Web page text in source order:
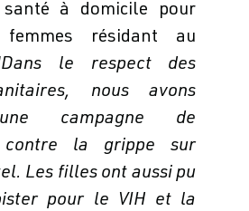
à domicile pour
résidant au
Dans le respect des
nous avons
campagne de
contre la grippe sur
Les filles ont aussi pu
pour le VIH et la